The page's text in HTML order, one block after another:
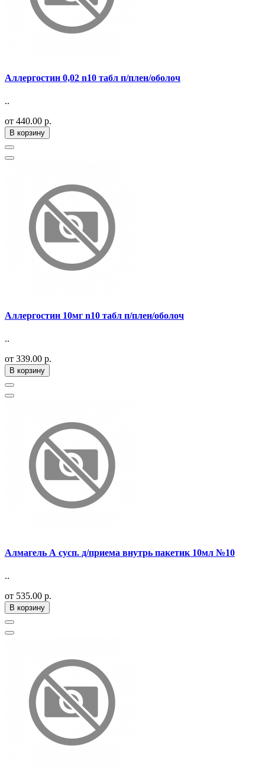
Аллергостин 0,02 n10 табл п/плен/оболоч
..
от 440.00 р.
В корзину
Аллергостин 10мг n10 табл п/плен/оболоч
..
от 339.00 р.
В корзину
Алмагель А сусп. д/приема внутрь пакетик 10мл №10
..
от 535.00 р.
В корзину